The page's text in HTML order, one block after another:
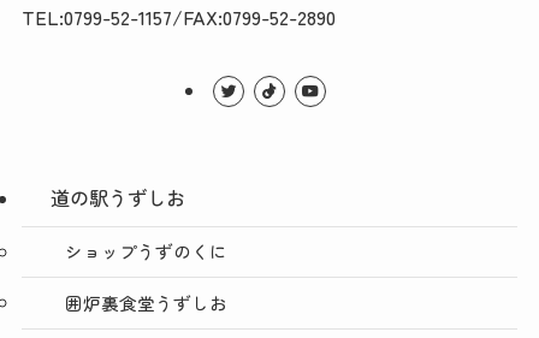
TEL:0799-52-1157/FAX:0799-52-2890
道の駅うずしお
ショップうずのくに
囲炉裏食堂うずしお